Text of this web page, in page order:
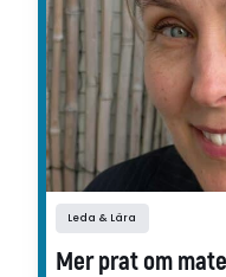
Leda & Lära
Mer prat om